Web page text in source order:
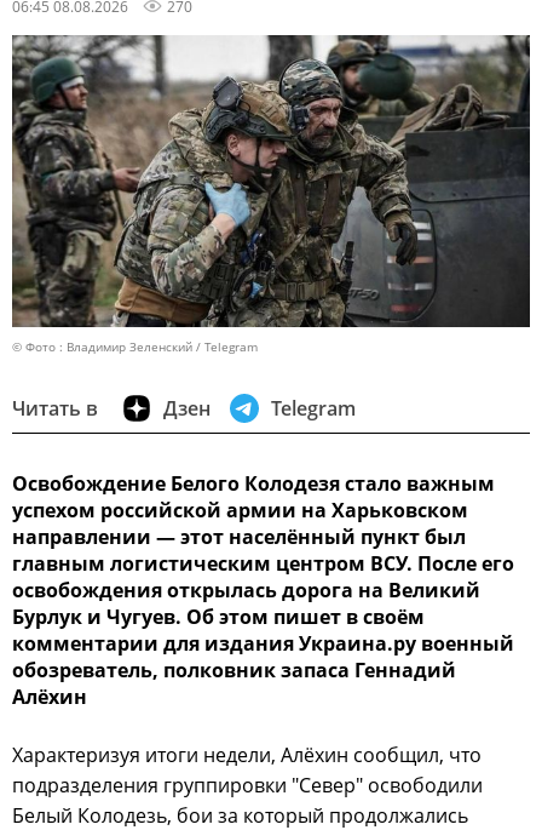
06:45 08.08.2026 270
© Фото : Владимир Зеленский / Telegram
Читать в Дзен Telegram
Освобождение Белого Колодезя стало важным
успехом российской армии на Харьковском
направлении — этот населённый пункт был
главным логистическим центром ВСУ. После его
освобождения открылась дорога на Великий
Бурлук и Чугуев. Об этом пишет в своём
комментарии для издания Украина.ру военный
обозреватель, полковник запаса Геннадий
Алёхин
Характеризуя итоги недели, Алёхин сообщил, что
подразделения группировки "Север" освободили
Белый Колодезь, бои за который продолжались